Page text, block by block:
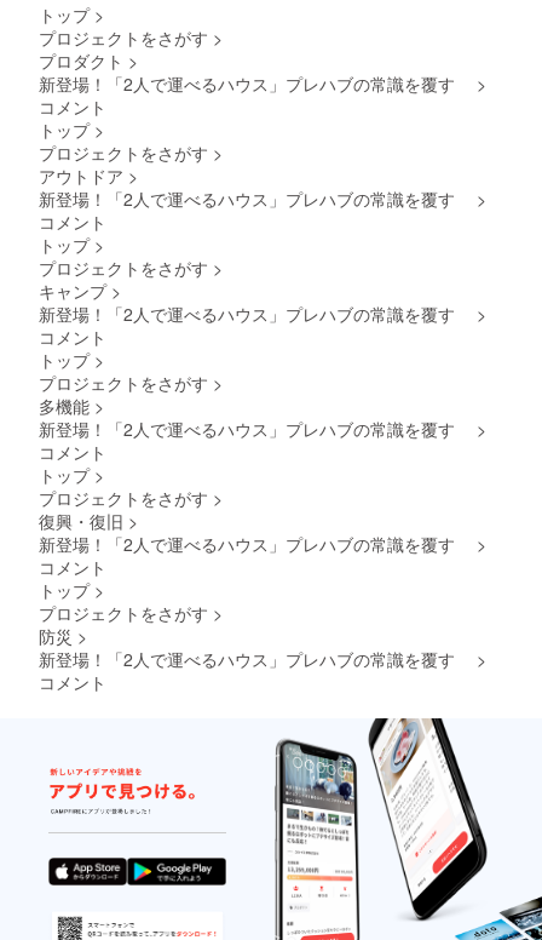
す。 商
品デザ
ザイン
が写真
す。 予
がござ
トップ >
プロジェクトをさがす >
プロダクト >
新登場！「2人で運べるハウス」プレハブの常識を覆す
>
コメント
トップ >
プロジェクトをさがす >
アウトドア >
新登場！「2人で運べるハウス」プレハブの常識を覆す
>
コメント
トップ >
プロジェクトをさがす >
キャンプ >
新登場！「2人で運べるハウス」プレハブの常識を覆す
>
コメント
トップ >
プロジェクトをさがす >
多機能 >
新登場！「2人で運べるハウス」プレハブの常識を覆す
>
コメント
トップ >
プロジェクトをさがす >
復興・復旧 >
新登場！「2人で運べるハウス」プレハブの常識を覆す
>
コメント
トップ >
プロジェクトをさがす >
防災 >
新登場！「2人で運べるハウス」プレハブの常識を覆す
>
コメント